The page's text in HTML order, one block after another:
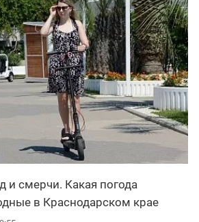
и смерчи. Какая погода
в Краснодарском крае